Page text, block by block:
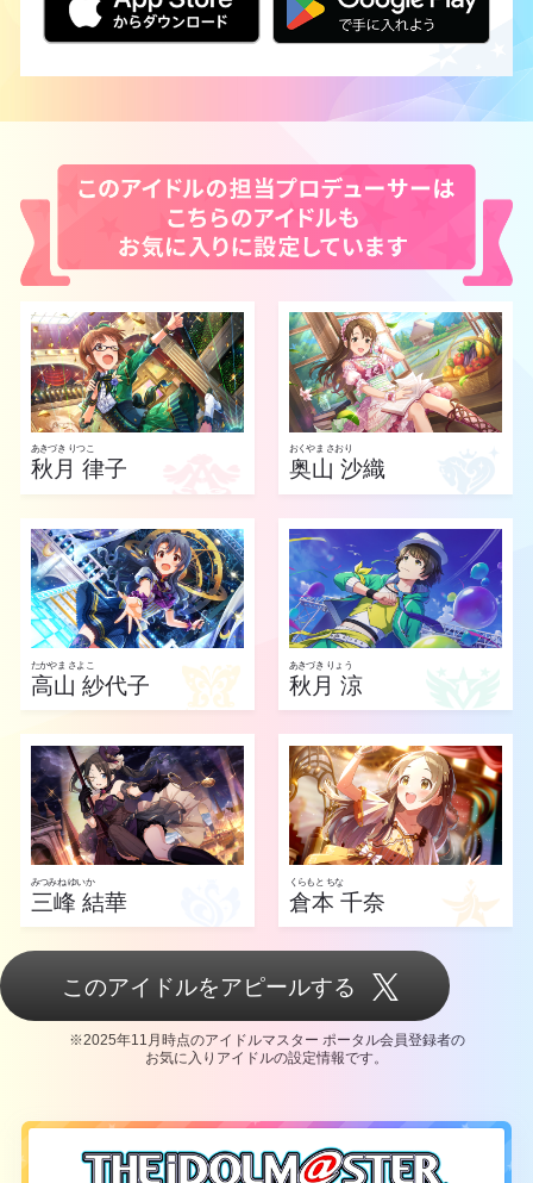
あきづき りつこ
秋月 律子
おくやま さおり
奥山 沙織
たかやま さよこ
高山 紗代子
あきづき りょう
秋月 涼
みつみね ゆいか
三峰 結華
くらもと ちな
倉本 千奈
このアイドルをアピールする
※2025年11月時点のアイドルマスター ポータル会員登録者の
お気に入りアイドルの設定情報です。